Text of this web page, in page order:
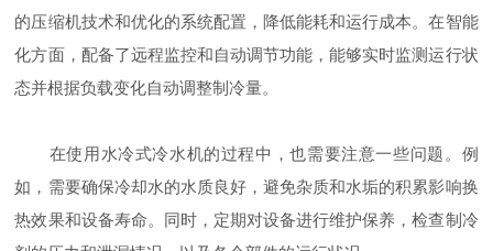
的压缩机技术和优化的系统配置，降低能耗和运行成本。在智能
化方面，配备了远程监控和自动调节功能，能够实时监测运行状
态并根据负载变化自动调整制冷量。
在使用水冷式冷水机的过程中，也需要注意一些问题。例
如，需要确保冷却水的水质良好，避免杂质和水垢的积累影响换
热效果和设备寿命。同时，定期对设备进行维护保养，检查制冷